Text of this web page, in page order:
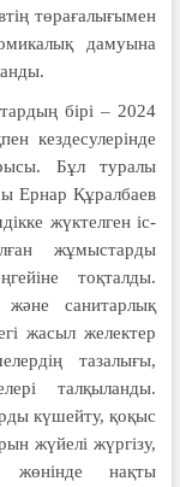
төр­аға­лығы­мен
дамуына
бірі – 2024
кездесулерінде
Бұл туралы
Ернар Құралбаев
жүктелген іс-
жұмыстарды
тоқталды.
санитарлық
жасыл желектер
тазалығы,
талқыланды.
күшейту, қоқыс
жүйелі жүргізу,
жөнінде нақты